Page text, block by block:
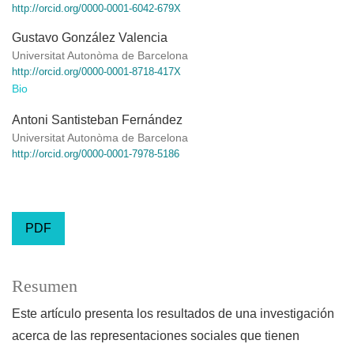
http://orcid.org/0000-0001-6042-679X
Gustavo González Valencia
Universitat Autonòma de Barcelona
http://orcid.org/0000-0001-8718-417X
Bio
Antoni Santisteban Fernández
Universitat Autonòma de Barcelona
http://orcid.org/0000-0001-7978-5186
PDF
Resumen
Este artículo presenta los resultados de una investigación
acerca de las representaciones sociales que tienen